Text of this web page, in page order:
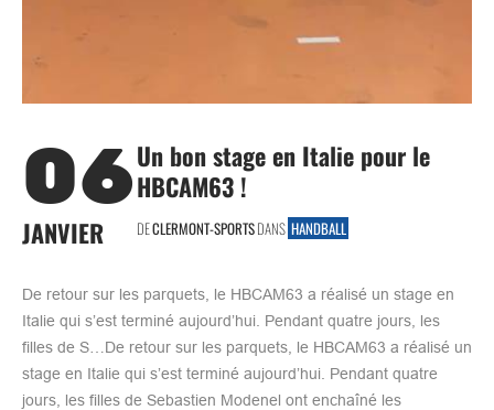
06
JANVIER
Un bon stage en Italie pour le
HBCAM63 !
DECLERMONT-SPORTSDANS HANDBALL
De retour sur les parquets, le HBCAM63 a réalisé un stage en
Italie qui s’est terminé aujourd’hui. Pendant quatre jours, les
filles de S…De retour sur les parquets, le HBCAM63 a réalisé un
stage en Italie qui s’est terminé aujourd’hui. Pendant quatre
jours, les filles de Sebastien Modenel ont enchaîné les